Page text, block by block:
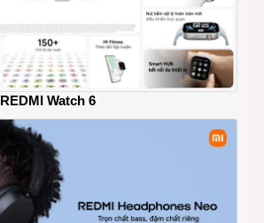
REDMI Watch 6